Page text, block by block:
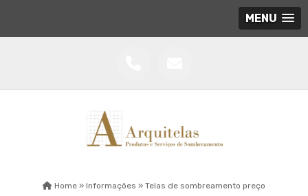
MENU
Home » Informações » Telas de sombreamento preço